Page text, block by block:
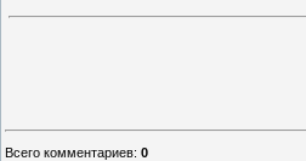
Всего комментариев: 0